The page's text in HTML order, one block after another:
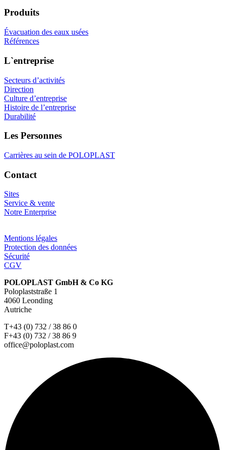
Produits
Évacuation des eaux usées
Références
L`entreprise
Secteurs d’activités
Direction
Culture d’entreprise
Histoire de l’entreprise
Durabilité
Les Personnes
Carrières au sein de POLOPLAST
Contact
Sites
Service & vente
Notre Enterprise
Mentions légales
Protection des données
Sécurité
CGV
POLOPLAST GmbH & Co KG
Poloplaststraße 1
4060 Leonding
Autriche
T+43 (0) 732 / 38 86 0
F+43 (0) 732 / 38 86 9
office@poloplast.com